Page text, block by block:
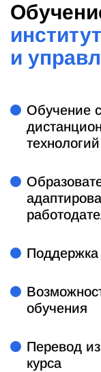
и
Обучение
технологий
Поддержка
обучения
Перевод
курса